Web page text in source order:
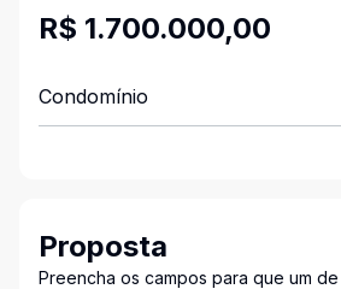
R$ 1.700.000,00
Condomínio
Proposta
Preencha os campos para que um